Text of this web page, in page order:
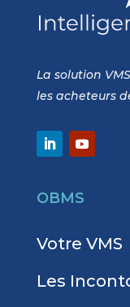
La solution
les acheteurs
OBMS
Votre VMS
Les